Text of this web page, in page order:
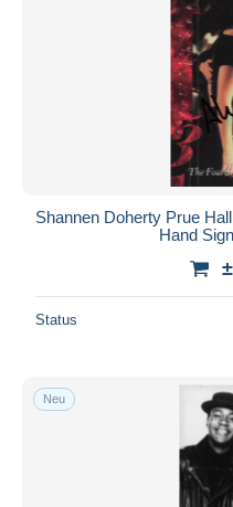
Shannen Doherty Prue
Hand
Status
Neu